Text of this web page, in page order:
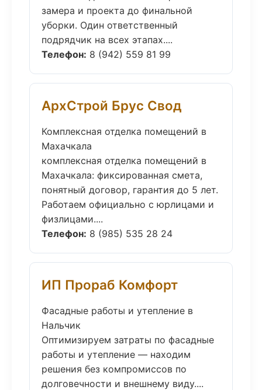
замера и проекта до финальной
уборки. Один ответственный
подрядчик на всех этапах....
Телефон: 8 (942) 559 81 99
АрхСтрой Брус Свод
Комплексная отделка помещений в
Махачкала
комплексная отделка помещений в
Махачкала: фиксированная смета,
понятный договор, гарантия до 5 лет.
Работаем официально с юрлицами и
физлицами....
Телефон: 8 (985) 535 28 24
ИП Прораб Комфорт
Фасадные работы и утепление в
Нальчик
Оптимизируем затраты по фасадные
работы и утепление — находим
решения без компромиссов по
долговечности и внешнему виду....